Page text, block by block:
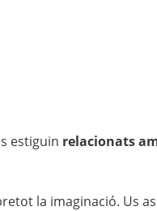
estiguin relacionats
la imaginació. Us